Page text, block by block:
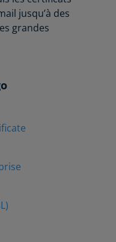
jusqu’à des
grandes